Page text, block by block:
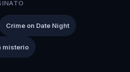
Crime on Date Night
misterio